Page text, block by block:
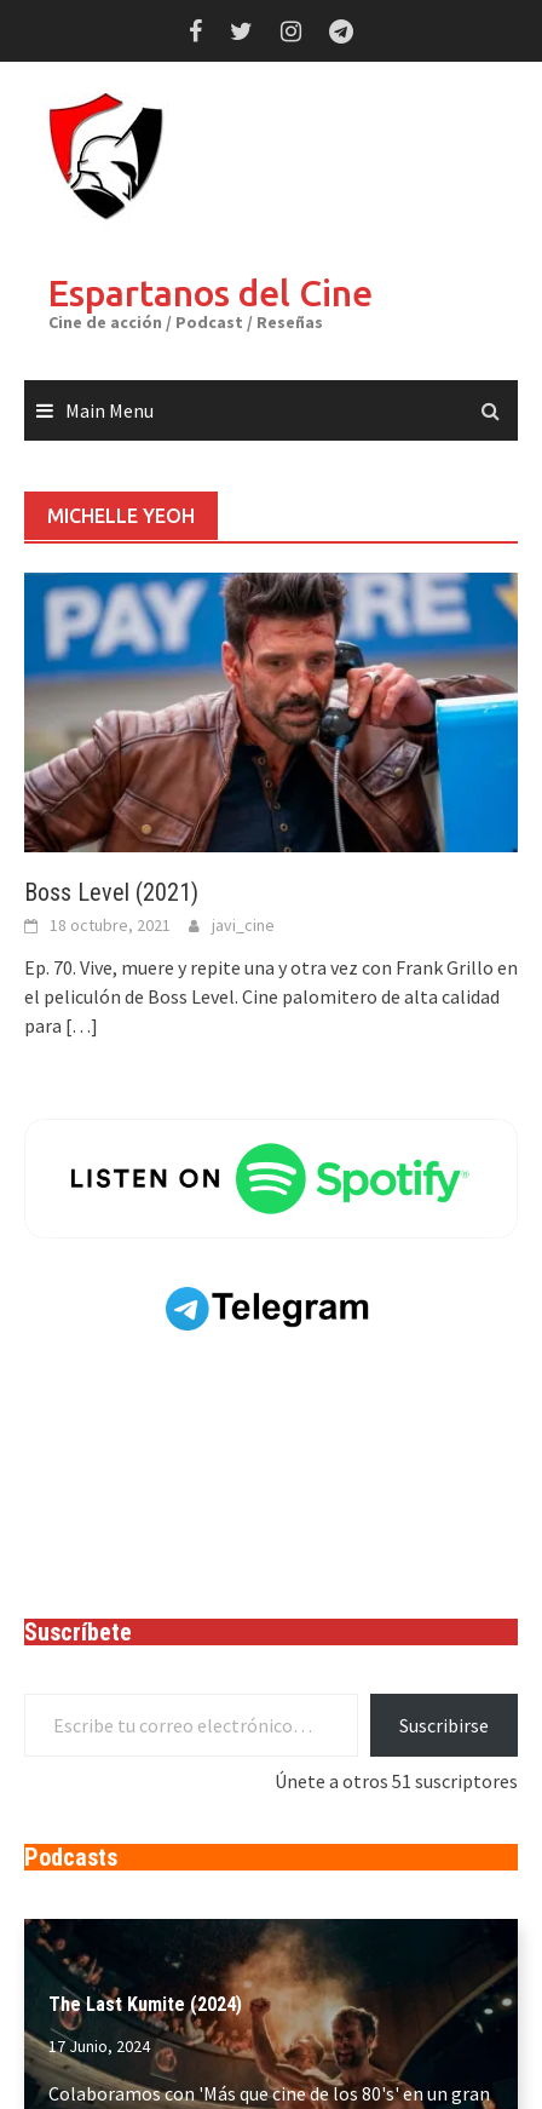
Espartanos del Cine
Cine de acción / Podcast / Reseñas
Main Menu
MICHELLE YEOH
Boss Level (2021)
18 octubre, 2021 javi_cine
Ep. 70. Vive, muere y repite una y otra vez con Frank Grillo en
el peliculón de Boss Level. Cine palomitero de alta calidad
para […]
Suscríbete
Suscribirse
Únete a otros 51 suscriptores
Podcasts
The Last Kumite (2024)
17 Junio, 2024
Colaboramos con 'Más que cine de los 80's' en un gran